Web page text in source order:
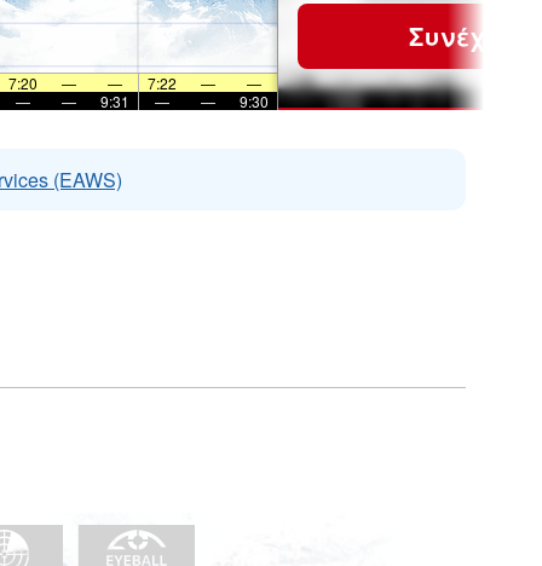
7:20 — — 7:22 —
—
— — 9:31 — — 9:30
Συνέχεια
(EAWS)